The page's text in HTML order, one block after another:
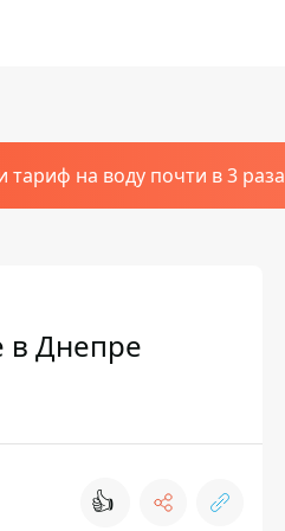
на воду почти в 3 раза
в Днепре
👍